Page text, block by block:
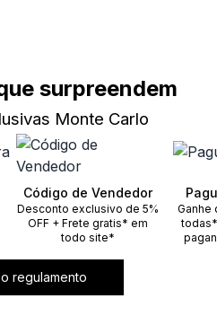
surpreendem
Monte Carlo
Código de Vendedor
Desconto exclusivo de 5%
OFF + Frete gratis* em
todo site*
Ganhe
regulamento